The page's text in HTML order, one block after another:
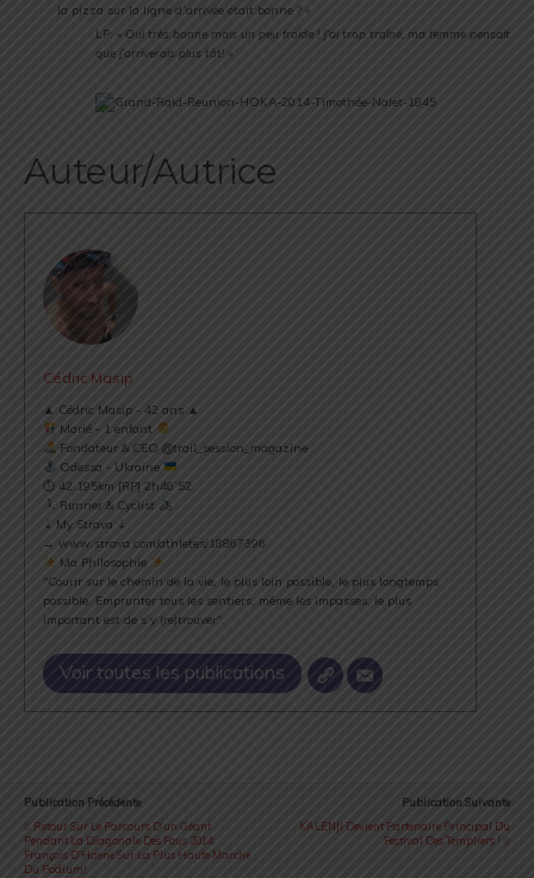
la pizza sur la ligne d’arrivée était bonne ? »
LP: « Oui très bonne mais un peu froide ! J’ai trop traîné, ma femme pensait
que j’arriverais plus tôt! »
Auteur/Autrice
Cédric Masip
▲ Cédric Masip - 42 ans ▲
Marié - 1 enfant
Fondateur & CEO @trail_session_magazine
Odessa - Ukraine
⏱ 42.195km [RP] 2h46’52
Runner & Cyclist
⇣ My Strava ⇣
→ www.strava.com/athletes/18867396
Ma Philosophie
"Courir sur le chemin de la vie, le plus loin possible, le plus longtemps
possible. Emprunter tous les sentiers, même les impasses, le plus
important est de s’y (re)trouver".
Voir toutes les publications
Publication Précédente
Retour Sur Le Parcours D'un Géant
Pendant La Diagonale Des Fous 2014:
François D'Haene Sur La Plus Haute Marche
Du Podium!
Publication Suivante
KALENJI Devient Partenaire Principal Du
Festival Des Templiers !